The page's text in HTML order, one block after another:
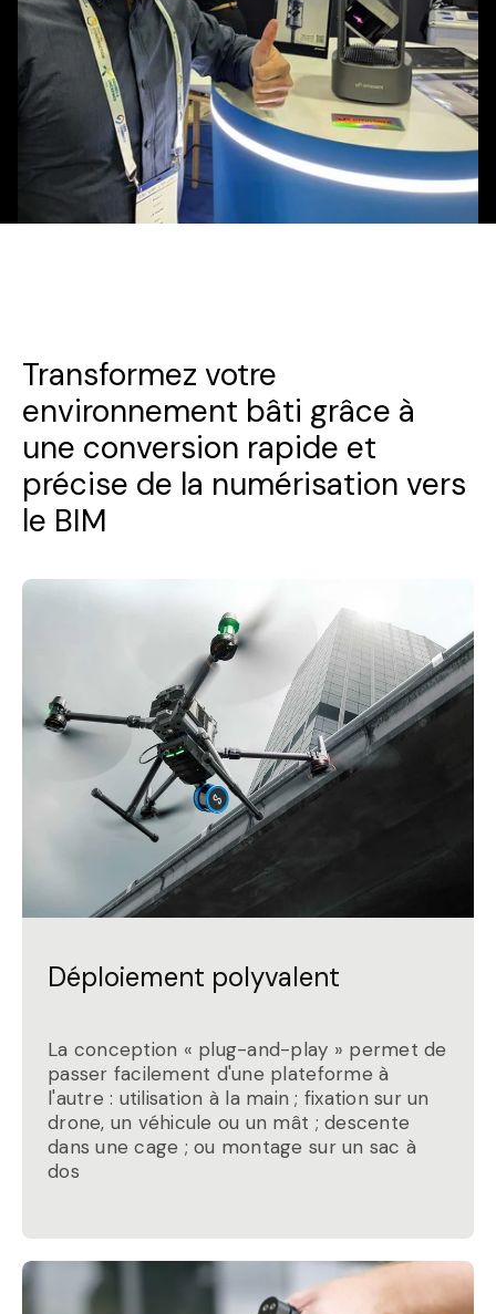
Transformez votre
environnement bâti grâce à
une conversion rapide et
précise de la numérisation vers
le BIM
Déploiement polyvalent
La conception « plug-and-play » permet de
passer facilement d'une plateforme à
l'autre : utilisation à la main ; fixation sur un
drone, un véhicule ou un mât ; descente
dans une cage ; ou montage sur un sac à
dos